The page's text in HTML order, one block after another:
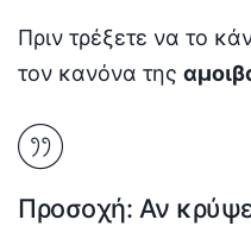
Πριν τρέξετε να το
τον κανόνα της
Προσοχή: Αν